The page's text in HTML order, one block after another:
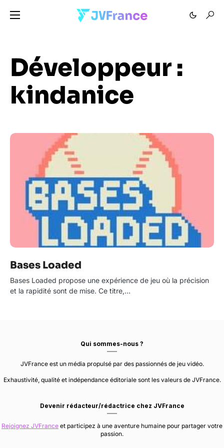
Développeur :
kindanice
Bases Loaded
Bases Loaded propose une expérience de jeu où la précision
et la rapidité sont de mise. Ce titre,…
Qui sommes-nous ?
JVFrance est un média propulsé par des passionnés de jeu vidéo.
Exhaustivité, qualité et indépendance éditoriale sont les valeurs de JVFrance.
Devenir rédacteur/rédactrice chez JVFrance
Rejoignez JVFrance et participez à une aventure humaine pour partager votre
passion.